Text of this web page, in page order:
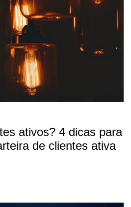
ativos? 4 dicas para
de clientes ativa